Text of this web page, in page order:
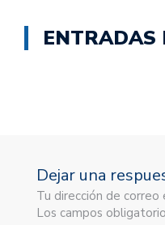
ENTRADAS
Dejar una
Tu dirección de
Los campos